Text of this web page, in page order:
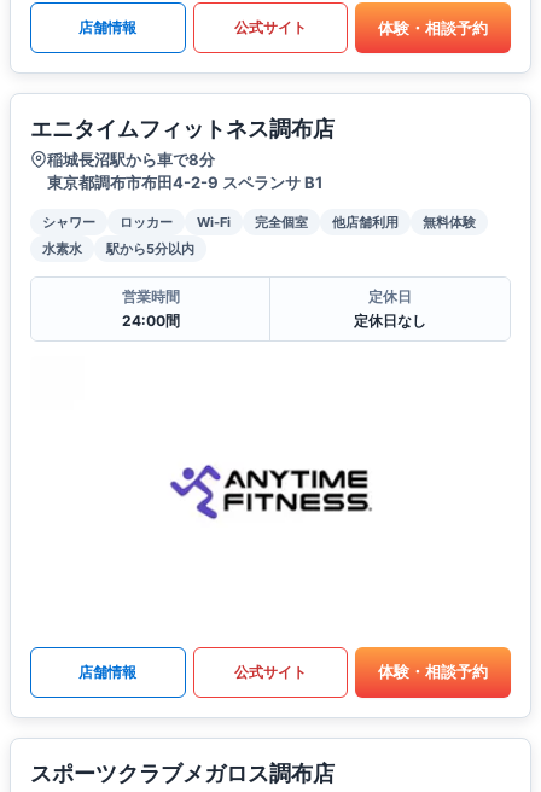
店舗情報 公式サイト 体験・相談予約
エニタイムフィットネス調布店
稲城長沼駅から車で8分
東京都調布市布田4-2-9 スペランサ B1
シャワー ロッカー Wi-Fi 完全個室 他店舗利用
無料体験
水素水
駅から5分以内
営業時間
24:00間
定休日
定休日なし
店舗情報 公式サイト 体験・相談予約
スポーツクラブメガロス調布店